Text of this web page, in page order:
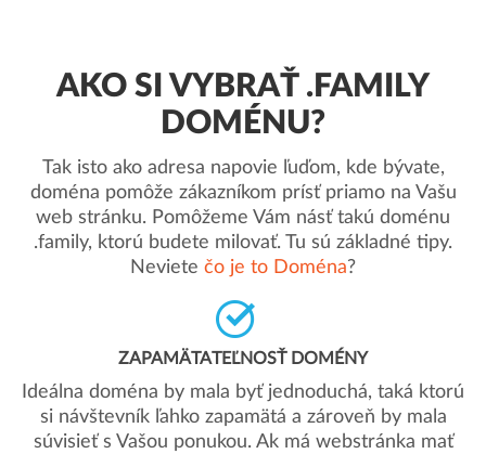
AKO SI VYBRAŤ .FAMILY
DOMÉNU?
Tak isto ako adresa napovie ľuďom, kde bývate,
doména pomôže zákazníkom prísť priamo na Vašu
web stránku. Pomôžeme Vám násť takú doménu
.family, ktorú budete milovať. Tu sú základné tipy.
Neviete čo je to Doména?
ZAPAMÄTATEĽNOSŤ DOMÉNY
Ideálna doména by mala byť jednoduchá, taká ktorú
si návštevník ľahko zapamätá a zároveň by mala
súvisieť s Vašou ponukou. Ak má webstránka mať